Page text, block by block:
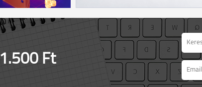
1.500 Ft